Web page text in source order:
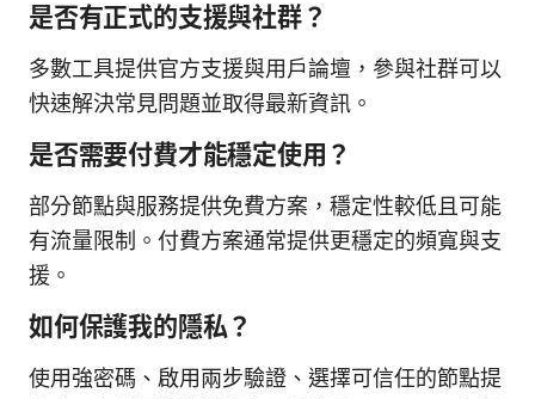
是否有正式的支援與社群？
多數工具提供官方支援與用戶論壇，參與社群可以
快速解決常見問題並取得最新資訊。
是否需要付費才能穩定使用？
部分節點與服務提供免費方案，穩定性較低且可能
有流量限制。付費方案通常提供更穩定的頻寬與支
援。
如何保護我的隱私？
使用強密碼、啟用兩步驗證、選擇可信任的節點提